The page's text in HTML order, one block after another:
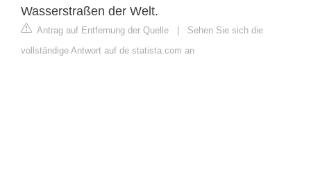
Wasserstraßen der Welt.
Antrag auf Entfernung der Quelle | Sehen Sie sich die
vollständige Antwort auf de.statista.com an